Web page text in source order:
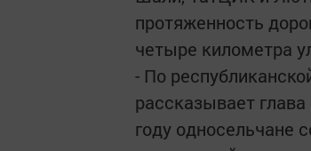
протяженность
четыре километра
- По
рассказывает
году односельчане